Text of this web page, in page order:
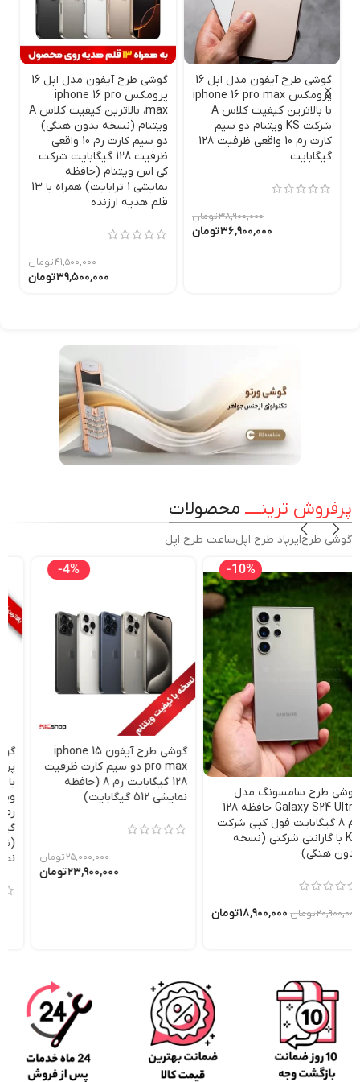
گوشی طرح آیفون مدل اپل 16
پرومکس iphone 16 pro max
با بالاترین کیفیت کلاس A
شرکت KS ویتنام دو سیم
کارت رم 10 واقعی ظرفیت 128
گیگابایت
۳۸,۹۰۰,۰۰۰تومان
۳۶,۹۰۰,۰۰۰تومان
گوشی طرح آیفون مدل اپل 16
پرومکس iphone 16 pro
max، بالاترین کیفیت کلاس A
ویتنام (نسخه بدون هنگی)
دو سیم کارت رم 10 واقعی
ظرفیت 128 گیگابایت شرکت
کی اس ویتنام (حافظه
نمایشی 1 ترابایت) همراه با 13
قلم هدیه ارزنده
۴۱,۵۰۰,۰۰۰تومان
۳۹,۵۰۰,۰۰۰تومان
پرفروش ترینـــــ محصولات
گوشی طرحایرپاد طرح اپلساعت طرح اپل
-4%
گوشی طرح آیفون iphone 15
pro max دو سیم کارت ظرفیت
128 گیگابایت رم 8 (حافظه
نمایشی 512 گیگابایت)
-5%
گوشی طرح آیفون مدل 17
پرومکس iphone 17 pro max
ویتنام فول کپی دو سیم کارت
گیگابایت شرکت کی اس ویتنام